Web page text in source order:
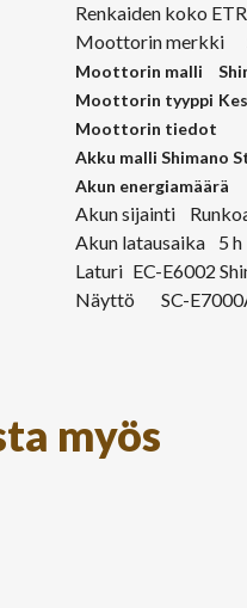
Renkaiden koko
Moottorin merkki
Moottorin malli
Moottorin tyyppi
Moottorin tiedot
Akku malli Shimano
Akun energiamäärä
Akun sijainti
Akun latausaika
5 h
Laturi EC-E6002
Näyttö
SC-
myös